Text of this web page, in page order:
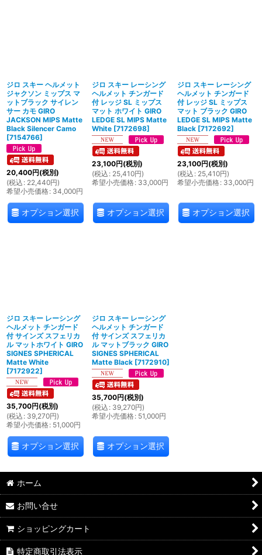
ジロ スキー ヘルメット
ジャクソン ミップス マ
ットブラック サイレン
サー カモ GIRO
JACKSON MIPS Matte
Black Silencer Camo
[7154766]
20,400円(税別)
(税込 : 22,440円)
希望小売価格: 34,000円
オプション選択
ジロ スキー レーシング
ヘルメット チンガード
付 レッジ SL ミップス
マット ホワイト GIRO
LEDGE SL MIPS Matte
White [7172698]
23,100円(税別)
(税込 : 25,410円)
希望小売価格: 33,000円
オプション選択
ジロ スキー レーシング
ヘルメット チンガード
付 レッジ SL ミップス
マット ブラック GIRO
LEDGE SL MIPS Matte
Black [7172692]
23,100円(税別)
(税込 : 25,410円)
希望小売価格: 33,000円
オプション選択
ジロ スキー レーシング
ヘルメット チンガード
付 サインズ スフェリカ
ル マットホワイト GIRO
SIGNES SPHERICAL
Matte White
[7172922]
35,700円(税別)
(税込 : 39,270円)
希望小売価格: 51,000円
オプション選択
ジロ スキー レーシング
ヘルメット チンガード
付 サインズ スフェリカ
ル マットブラック GIRO
SIGNES SPHERICAL
Matte Black [7172910]
35,700円(税別)
(税込 : 39,270円)
希望小売価格: 51,000円
オプション選択
ホーム
お問い合せ
ショッピングカート
特定商取引法表示